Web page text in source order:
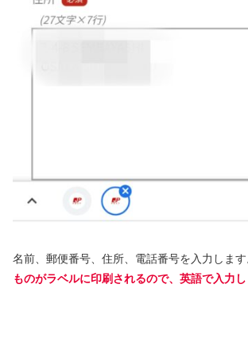
名前、郵便番号、住所、電話番号を入力します
ものがラベルに印刷されるので、英語で入力し